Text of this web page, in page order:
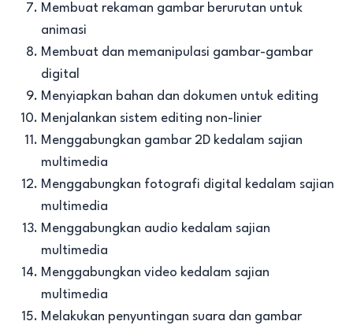
Membuat rekaman gambar berurutan untuk
animasi
Membuat dan memanipulasi gambar-gambar
digital
Menyiapkan bahan dan dokumen untuk editing
Menjalankan sistem editing non-linier
Menggabungkan gambar 2D kedalam sajian
multimedia
Menggabungkan fotografi digital kedalam sajian
multimedia
Menggabungkan audio kedalam sajian
multimedia
Menggabungkan video kedalam sajian
multimedia
Melakukan penyuntingan suara dan gambar